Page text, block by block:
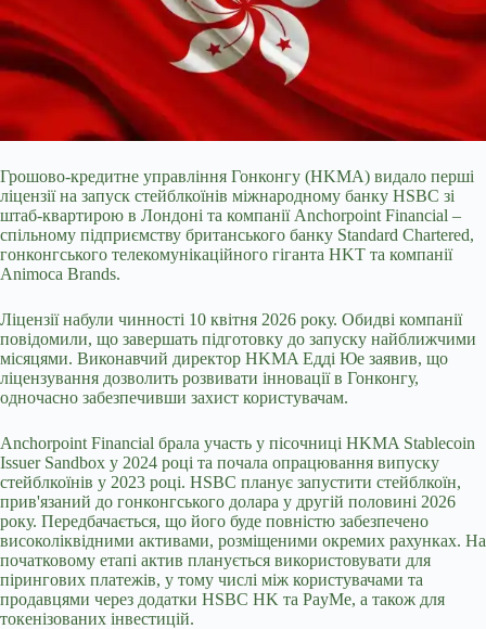
Грошово-кредитне управління Гонконгу (HKMA) видало перші
ліцензії на запуск стейблкоїнів міжнародному банку HSBC зі
штаб-квартирою в Лондоні та компанії Anchorpoint Financial –
спільному підприємству британського банку Standard Chartered,
гонконгського телекомунікаційного гіганта HKT та компанії
Animoca Brands.
Ліцензії набули чинності 10 квітня 2026 року. Обидві компанії
повідомили, що завершать підготовку до запуску найближчими
місяцями. Виконавчий директор HKMA Едді Юе заявив, що
ліцензування дозволить розвивати інновації в Гонконгу,
одночасно забезпечивши захист користувачам.
Anchorpoint Financial брала участь у пісочниці HKMA Stablecoin
Issuer Sandbox у 2024 році та почала опрацювання випуску
стейблкоїнів у 2023 році. HSBC планує запустити стейблкоїн,
прив'язаний до гонконгського долара у другій половині 2026
року. Передбачається, що його буде повністю забезпечено
високоліквідними активами, розміщеними окремих рахунках. На
початковому етапі актив планується використовувати для
пірингових платежів, у тому числі між користувачами та
продавцями через додатки HSBC HK та PayMe, а також для
токенізованих інвестицій.